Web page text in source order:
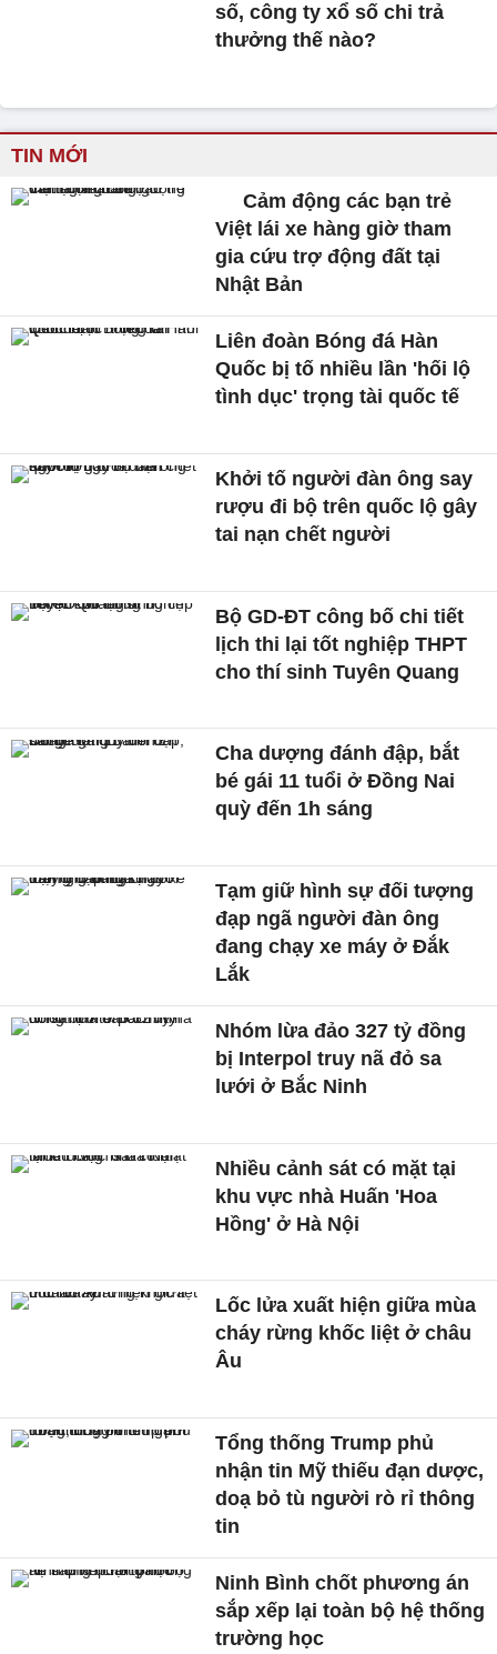
số, công ty xổ số chi trả
thưởng thế nào?
TIN MỚI
Cảm động các bạn trẻ
Việt lái xe hàng giờ tham
gia cứu trợ động đất tại
Nhật Bản
Liên đoàn Bóng đá Hàn
Quốc bị tố nhiều lần 'hối lộ
tình dục' trọng tài quốc tế
Khởi tố người đàn ông say
rượu đi bộ trên quốc lộ gây
tai nạn chết người
Bộ GD-ĐT công bố chi tiết
lịch thi lại tốt nghiệp THPT
cho thí sinh Tuyên Quang
Cha dượng đánh đập, bắt
bé gái 11 tuổi ở Đồng Nai
quỳ đến 1h sáng
Tạm giữ hình sự đối tượng
đạp ngã người đàn ông
đang chạy xe máy ở Đắk
Lắk
Nhóm lừa đảo 327 tỷ đồng
bị Interpol truy nã đỏ sa
lưới ở Bắc Ninh
Nhiều cảnh sát có mặt tại
khu vực nhà Huấn 'Hoa
Hồng' ở Hà Nội
Lốc lửa xuất hiện giữa mùa
cháy rừng khốc liệt ở châu
Âu
Tổng thống Trump phủ
nhận tin Mỹ thiếu đạn dược,
doạ bỏ tù người rò rỉ thông
tin
Ninh Bình chốt phương án
sắp xếp lại toàn bộ hệ thống
trường học